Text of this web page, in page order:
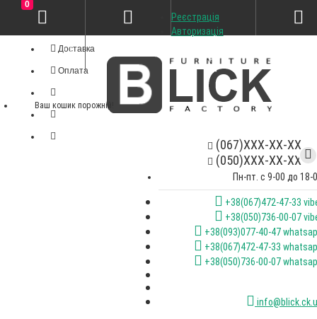
Доставка
Оплата
(067)XXX-XX-XX
(050)XXX-XX-XX
Пн-пт. с 9-00 до 18-
+38(067)472-47-33
+38(050)736-00-07
+38(093)077-40-47
+38(067)472-47-33
+38(050)736-00-07
Реєстрація
Авторизація
0
Ваш кошик порожній!